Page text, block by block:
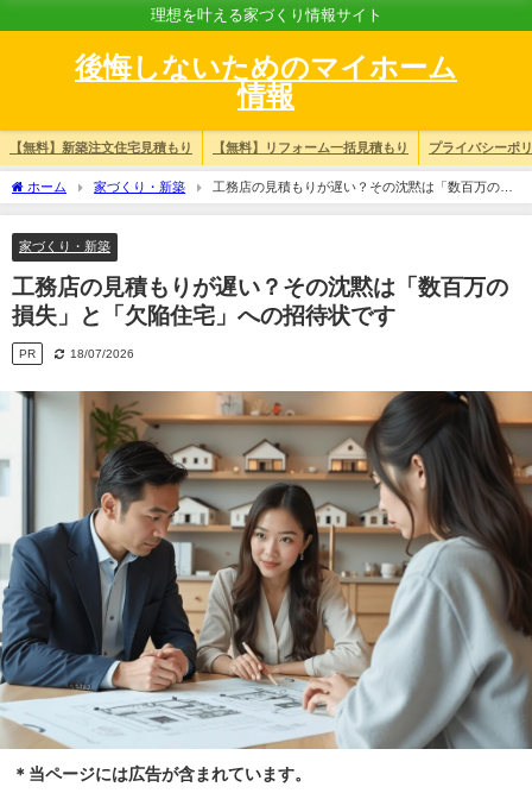
理想を叶える家づくり情報サイト
後悔しないためのマイホーム
情報
【無料】新築注文住宅見積もり 【無料】リフォーム一括見積もり プライバシーポ
ホーム 家づくり・新築
工務店の見積もりが遅い？その沈黙は「数百万の損
失」と「欠陥住宅」への招待状です
家づくり・新築
工務店の見積もりが遅い？その沈黙は「数百万の
損失」と「欠陥住宅」への招待状です
PR 18/07/2026
＊当ページには広告が含まれています。